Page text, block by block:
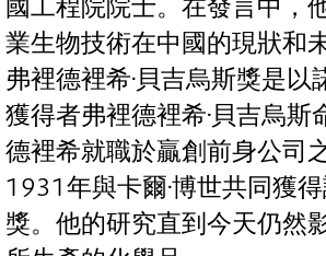
國工程院院士。在發言中，
業生物技術在中國的現狀和
弗裡德裡希·貝吉烏斯獎是以
獲得者弗裡德裡希·貝吉烏斯
德裡希就職於贏創前身公司
1931年與卡爾·博世共同獲
獎。他的研究直到今天仍然